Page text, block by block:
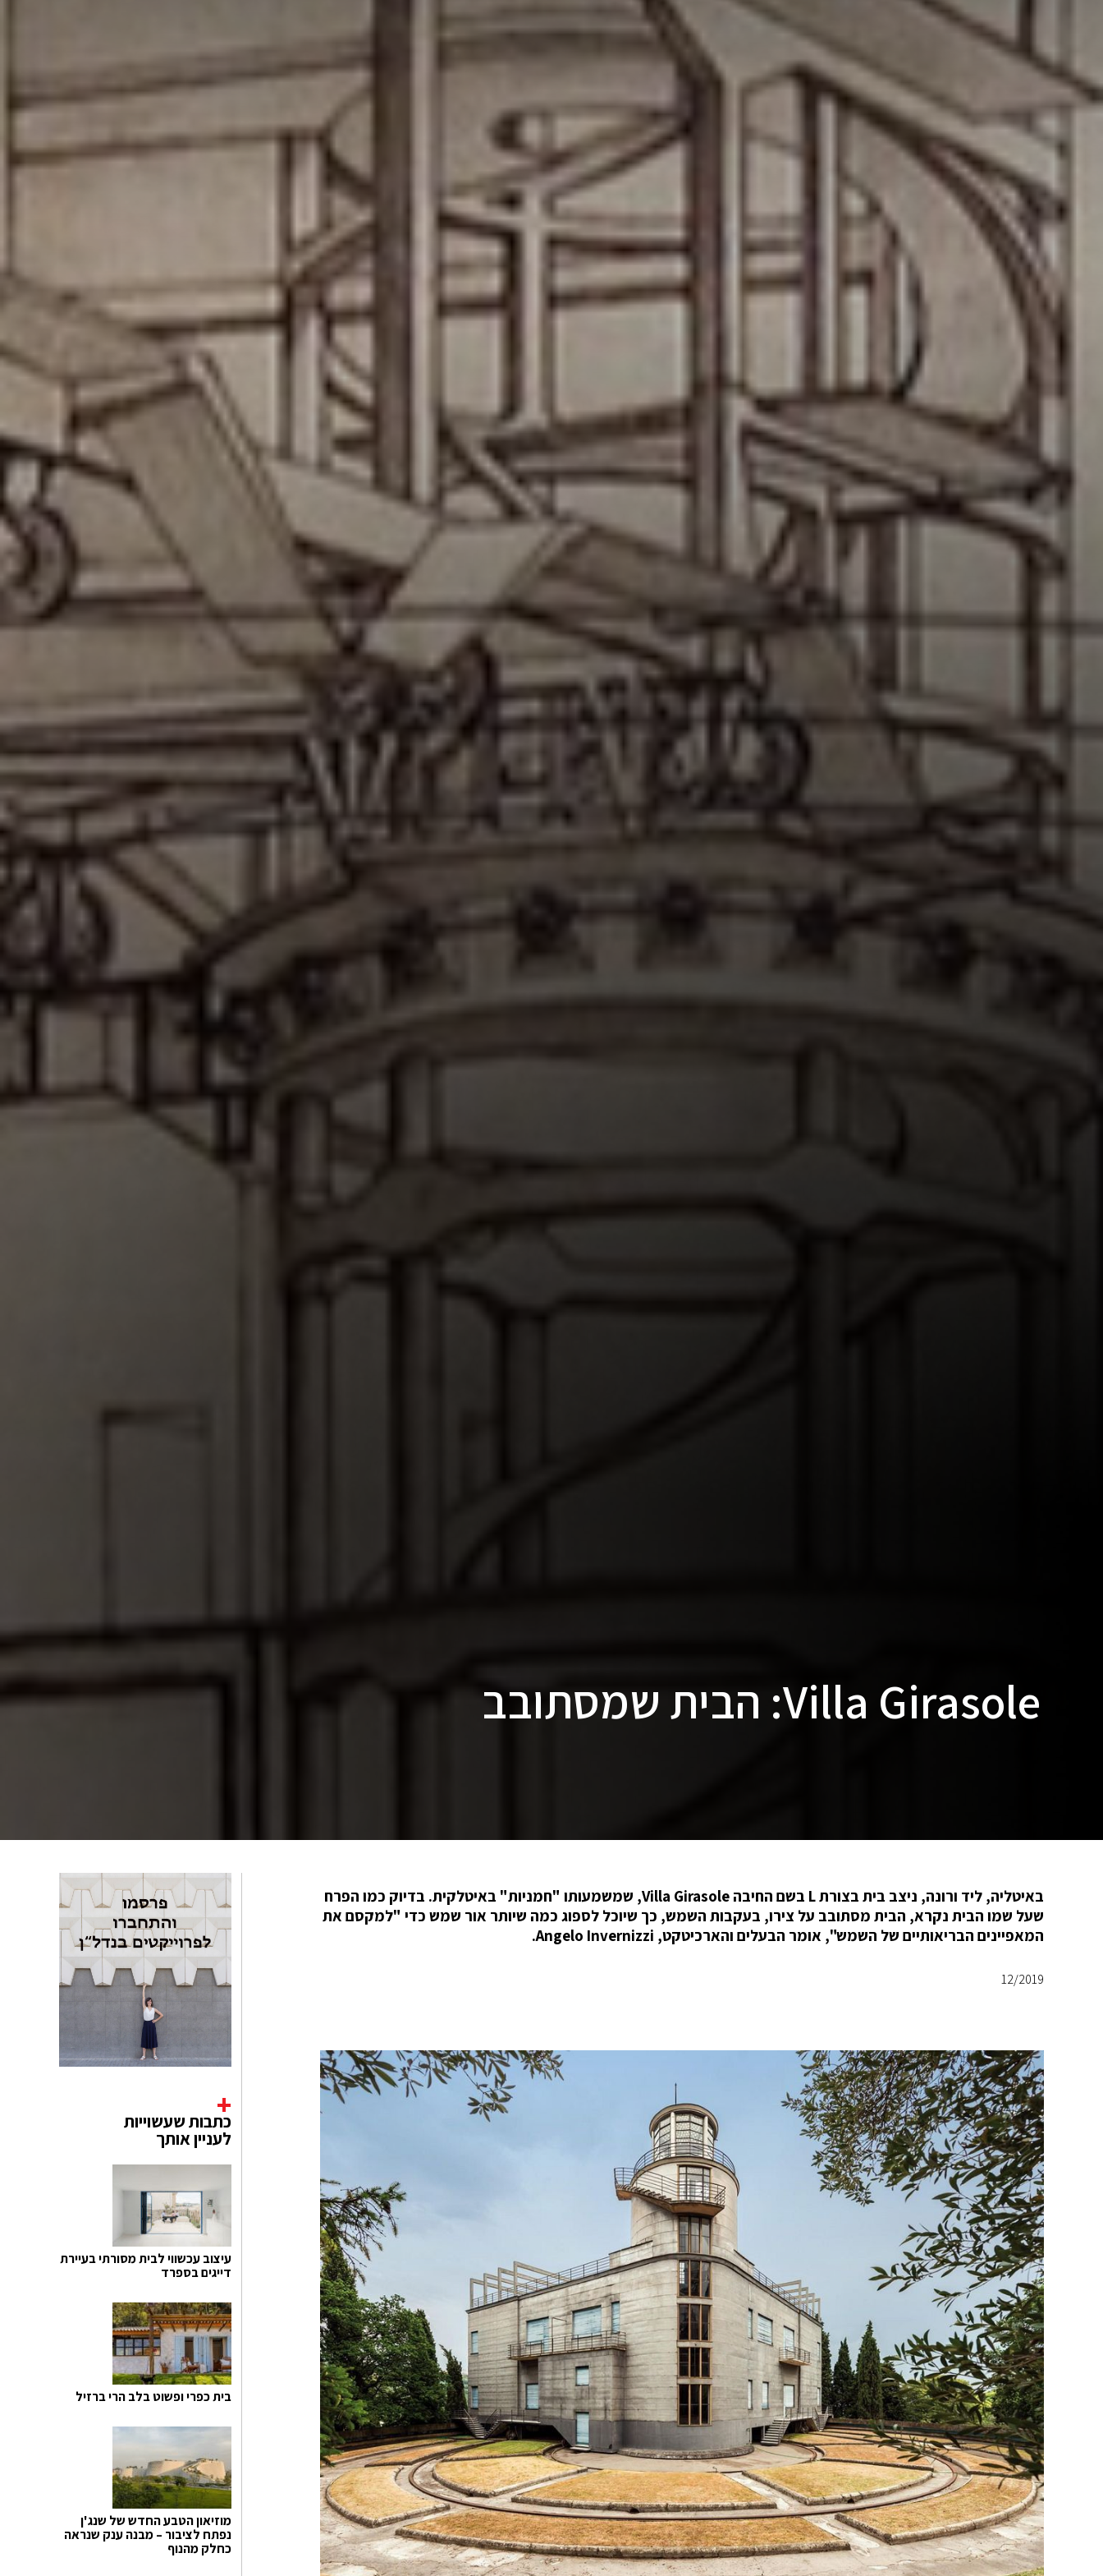
Villa Girasole: הבית שמסתובב
באיטליה, ליד ורונה, ניצב בית בצורת L בשם החיבה Villa Girasole, שמשמעותו "חמניות" באיטלקית. בדיוק כמו הפרח
שעל שמו הבית נקרא, הבית מסתובב על צירו, בעקבות השמש, כך שיוכל לספוג כמה שיותר אור שמש כדי "למקסם את
המאפיינים הבריאותיים של השמש", אומר הבעלים והארכיטקט, Angelo Invernizzi.
12/2019
כתבות שעשוייות
לעניין אותך
עיצוב עכשווי לבית מסורתי בעיירת
דייגים בספרד
בית כפרי ופשוט בלב הרי ברזיל
מוזיאון הטבע החדש של שנג'ן
נפתח לציבור – מבנה ענק שנראה
כחלק מהנוף